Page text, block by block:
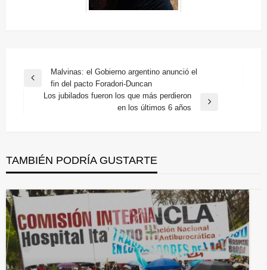
Navegación
Entrada
anterior
Malvinas: el Gobierno argentino anunció el
fin del pacto Foradori-Duncan
Los jubilados fueron los que más perdieron
en los últimos 6 años
TAMBIÉN PODRÍA GUSTARTE